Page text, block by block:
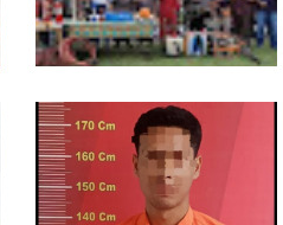
Polsek Entikong Gelar Apel
Siaga Karhutla 2026, Sinergi
Lintas Sektor Cegah
Kebakaran Hutan dan Lahan